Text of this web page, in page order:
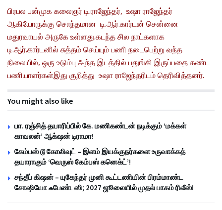
பிரபல பன்முக கலைஞர் டி.ராஜேந்தர், உஷா ராஜேந்தர்
ஆகியோருக்கு சொந்தமான டி.ஆர்.கார்டன் சென்னை
மதுரவாயல் அருகே உள்ளது.கடந்த சில நாட்களாக
டி.ஆர்.கார்டனில் சுத்தம் செய்யும் பணி நடைபெற்று வந்த
நிலையில், ஒரு உடும்பு அந்த இடத்தில் பதுங்கி இருப்பதை கண்ட
பணியாளர்கள்இது குறித்து உஷா ராஜேந்தரிடம் தெரிவித்தனர்.
You might also like
பா. ரஞ்சித் தயாரிப்பில் கே. மணிகண்டன் நடிக்கும் ‘மக்கள்
காவலன்’ ஆக்‌ஷன் டிராமா!
கேம்பஸ் டூ கோலிவுட் – இளம் இயக்குநர்களை உருவாக்கத்
தயாராகும் ‘வெருஸ் கேம்பஸ் கனெக்ட்’!
சந்தீப் கிஷன் – யுகேந்தர் முனி கூட்டணியின் பிரம்மாண்ட
சோஷியோ ஃபேண்டஸி; 2027 ஜூலையில் முதல் பாகம் ரிலீஸ்!